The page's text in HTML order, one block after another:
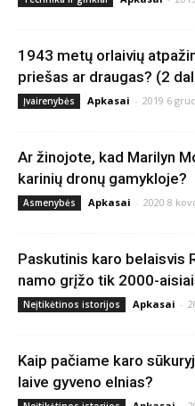
1943 metų orlaivių
priešas ar draugas? (2
Įvairenybės Apkasai - 2019 6
Ar žinojote, kad Marilyn
karinių dronų gamykloje?
Asmenybės Apkasai - 2020 8
Paskutinis karo belaisvis
namo grįžo tik 2000-
Neįtikėtinos istorijos Apkasai -
Kaip pačiame karo
laive gyveno elnias?